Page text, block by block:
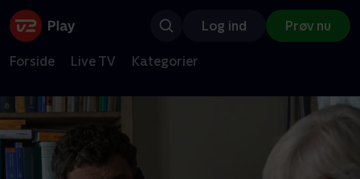
Log ind Prøv nu
Forside Live TV Kategorier